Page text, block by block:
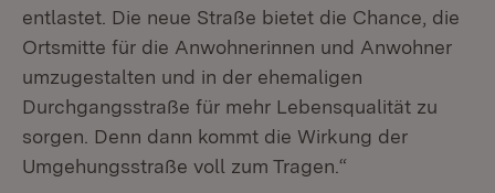
entlastet. Die neue Straße bietet die Chance, die
Ortsmitte für die Anwohnerinnen und Anwohner
umzugestalten und in der ehemaligen
Durchgangsstraße für mehr Lebensqualität zu
sorgen. Denn dann kommt die Wirkung der
Umgehungsstraße voll zum Tragen.“